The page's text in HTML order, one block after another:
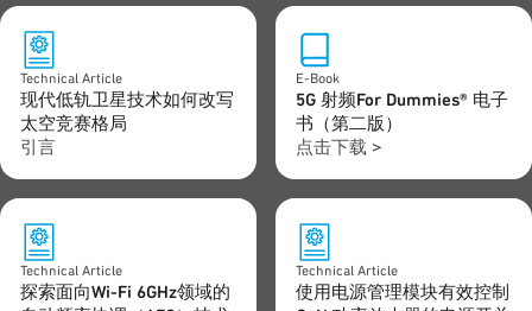
Technical Article
现代低轨卫星技术如何改写
太空竞赛格局
引言
E-Book
5G 射频For Dummies® 电子
书（第二版）
点击下载 >
Technical Article
探索面向Wi-Fi 6GHz领域的
Technical Article
使用电源管理模块有效控制